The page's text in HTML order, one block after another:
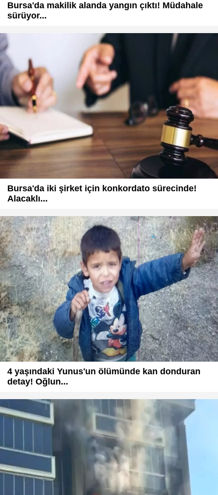
Bursa'da makilik alanda yangın çıktı! Müdahale
sürüyor...
Bursa'da iki şirket için konkordato sürecinde!
Alacaklı...
4 yaşındaki Yunus'un ölümünde kan donduran
detay! Oğlun...